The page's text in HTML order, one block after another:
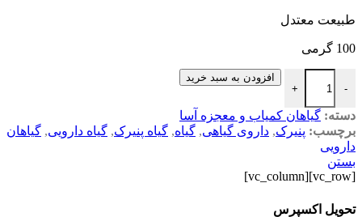
طبیعت معتدل
100 گرمی
-
+
افزودن به سبد خرید
دسته: گیاهان کمیاب و معجزه آسا
برچسب: پنیرک, داروی گیاهی, گیاه, گیاه پنیرک, گیاه دارویی, گیاهان
دارویی
بستن
[vc_row][vc_column]
تحویل اکسپرس